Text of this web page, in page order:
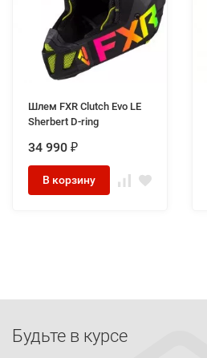
Шлем FXR Clutch Evo LE
Sherbert D-ring
34 990 ₽
В корзину
Будьте в курсе